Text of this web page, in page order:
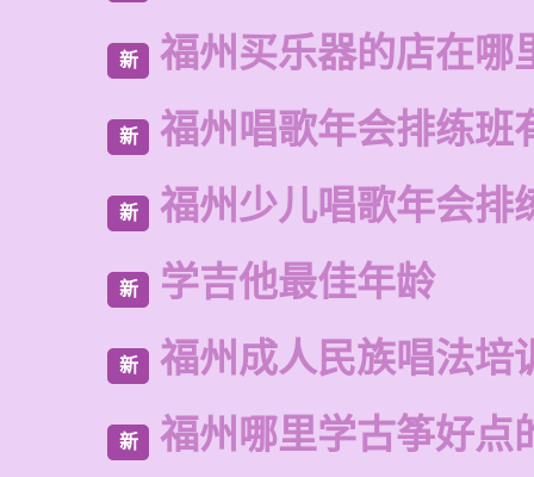
新 福州买乐器的店在哪
新 福州唱歌年会排练班
新 福州少儿唱歌年会排
新 学吉他最佳年龄
新 福州成人民族唱法培
新 福州哪里学古筝好点